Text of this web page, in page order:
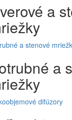
a
a stenové
a
difúzory